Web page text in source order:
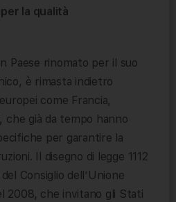
la qualità
Paese rinomato per il suo
è rimasta indietro
come Francia,
che già da tempo hanno
per garantire la
Il disegno di legge 1112
Consiglio dell’Unione
2008, che invitano gli Stati